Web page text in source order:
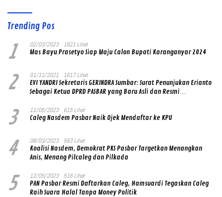
Trending Pos
1 02/03/2023 1621 Lihat
Mas Bayu Prasetyo Siap Maju Calon Bupati Karanganyar 2024
2 01/11/2021 1617 Lihat
EVI YANDRI Sekretaris GERINDRA Sumbar: Surat Penunjukan Erianto
Sebagai Ketua DPRD PASBAR yang Baru Asli dan Resmi
3 11/05/2023 615 Lihat
Caleg Nasdem Pasbar Naik Ojek Mendaftar ke KPU
4 08/03/2023 563 Lihat
Koalisi Nasdem, Demokrat PKS Pasbar Targetkan Menangkan
Anis, Menang Pilcaleg dan Pilkada
5 12/05/2023 516 Lihat
PAN Pasbar Resmi Daftarkan Caleg, Hamsuardi Tegaskan Caleg
Raih Suara Halal Tanpa Money Politik